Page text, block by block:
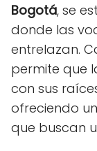
Bogotá, se
donde las
entrelazan.
permite que
con sus
ofreciendo
que buscan